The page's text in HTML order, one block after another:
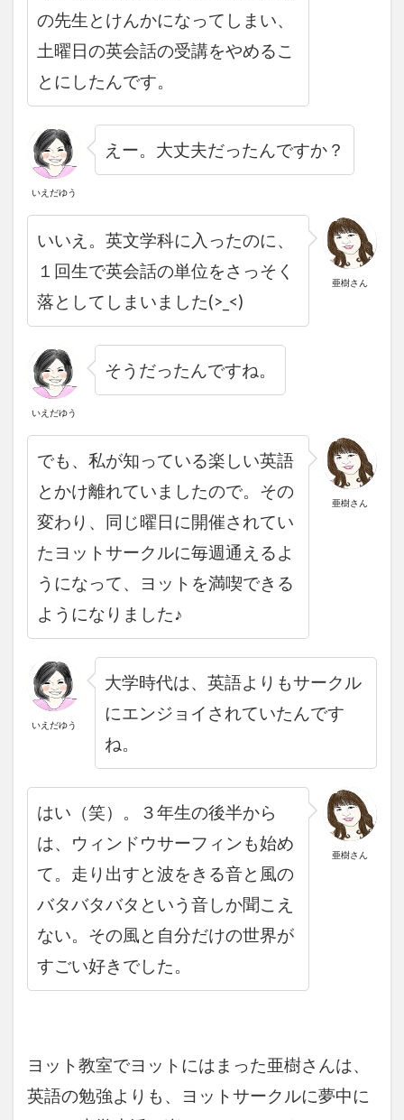
の先生とけんかになってしまい、
土曜日の英会話の受講をやめるこ
とにしたんです。
いえだゆう
えー。大丈夫だったんですか？
亜樹さん
いいえ。英文学科に入ったのに、
１回生で英会話の単位をさっそく
落としてしまいました(>_<)
いえだゆう
そうだったんですね。
亜樹さん
でも、私が知っている楽しい英語
とかけ離れていましたので。その
変わり、同じ曜日に開催されてい
たヨットサークルに毎週通えるよ
うになって、ヨットを満喫できる
ようになりました♪
いえだゆう
大学時代は、英語よりもサークル
にエンジョイされていたんです
ね。
亜樹さん
はい（笑）。３年生の後半から
は、ウィンドウサーフィンも始め
て。走り出すと波をきる音と風の
バタバタバタという音しか聞こえ
ない。その風と自分だけの世界が
すごい好きでした。
ヨット教室でヨットにはまった亜樹さんは、
英語の勉強よりも、ヨットサークルに夢中に